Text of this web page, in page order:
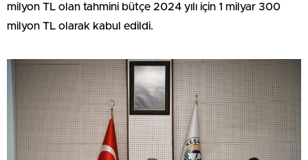
milyon TL olan tahmini bütçe 2024 yılı için 1 milyar 300
milyon TL olarak kabul edildi.